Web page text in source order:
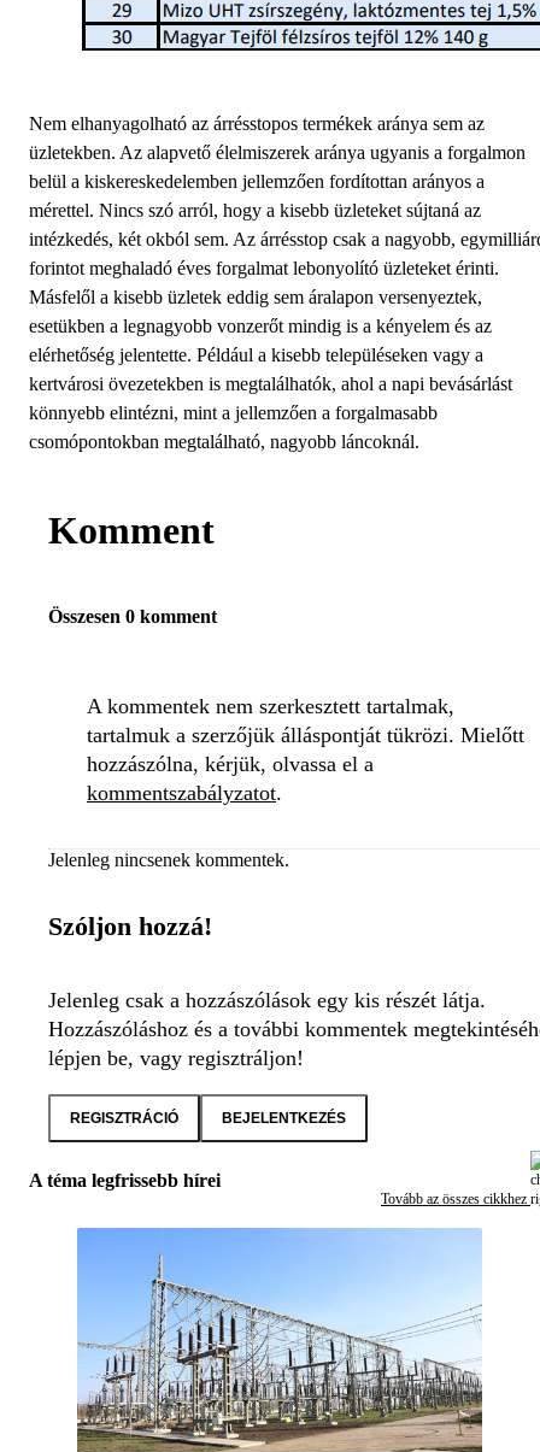
Nem elhanyagolható az árrésstopos termékek aránya sem az
üzletekben. Az alapvető élelmiszerek aránya ugyanis a forgalmon
belül a kiskereskedelemben jellemzően fordítottan arányos a
mérettel. Nincs szó arról, hogy a kisebb üzleteket sújtaná az
intézkedés, két okból sem. Az árrésstop csak a nagyobb,
forintot meghaladó éves forgalmat lebonyolító üzleteket érinti.
Másfelől a kisebb üzletek eddig sem áralapon versenyeztek,
esetükben a legnagyobb vonzerőt mindig is a kényelem és az
elérhetőség jelentette. Például a kisebb településeken vagy a
kertvárosi övezetekben is megtalálhatók, ahol a napi bevásárlást
könnyebb elintézni, mint a jellemzően a forgalmasabb
csomópontokban megtalálható, nagyobb láncoknál.
Komment
Összesen 0 komment
A kommentek nem szerkesztett tartalmak,
tartalmuk a szerzőjük álláspontját tükrözi. Mielőtt
hozzászólna, kérjük, olvassa el a
kommentszabályzatot.
Jelenleg nincsenek kommentek.
Szóljon hozzá!
Jelenleg csak a hozzászólások egy kis részét látja.
Hozzászóláshoz és a további kommentek
lépjen be, vagy regisztráljon!
REGISZTRÁCIÓ BEJELENTKEZÉS
A téma legfrissebb hírei
Tovább az összes cikkhez